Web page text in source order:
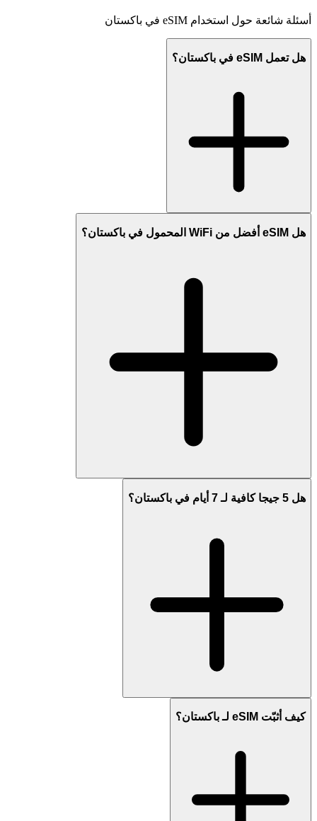
أسئلة شائعة حول استخدام eSIM في باكستان
هل تعمل eSIM في باكستان؟
هل eSIM أفضل من WiFi المحمول في باكستان؟
هل 5 جيجا كافية لـ 7 أيام في باكستان؟
كيف أثبّت eSIM لـ باكستان؟